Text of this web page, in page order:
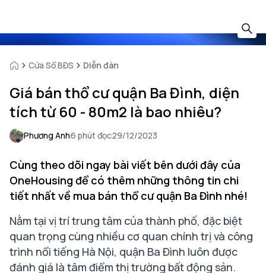
Cửa Sổ BĐS Diễn đàn
Giá bán thổ cư quận Ba Đình, diện
tích từ 60 - 80m2 là bao nhiêu?
Phương Anh6 phút đọc29/12/2023
Cùng theo dõi ngay bài viết bên dưới đây của
OneHousing để có thêm những thông tin chi
tiết nhất về mua bán thổ cư quận Ba Đình nhé!
Nằm tại vị trí trung tâm của thành phố, đặc biệt
quan trọng cùng nhiều cơ quan chính trị và công
trình nổi tiếng Hà Nội, quận Ba Đình luôn được
đánh giá là tâm điểm thị trường bất động sản.